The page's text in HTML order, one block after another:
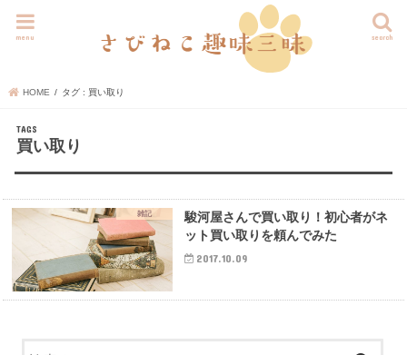
search
menu
HOME タグ : 買い取り
買い取り
雑記
駿河屋さんで買い取り！初心者がネ
ット買い取りを頼んでみた
2017.10.09